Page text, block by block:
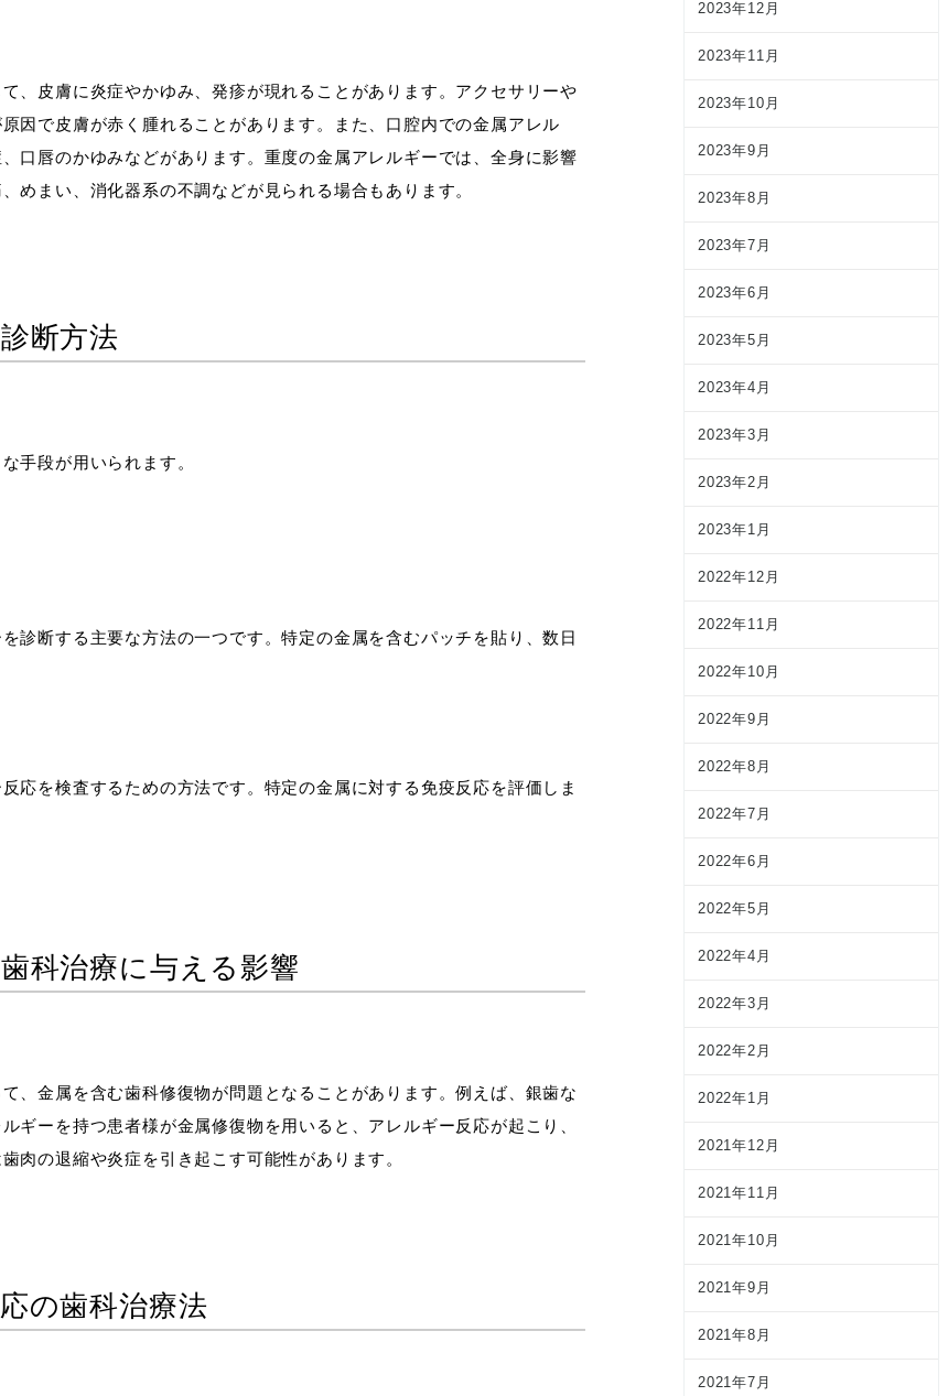
、皮膚に炎症やかゆみ、発疹が現れることがあります。アクセサリーや
因で皮膚が赤く腫れることがあります。また、口腔内での金属アレル
口唇のかゆみなどがあります。重度の金属アレルギーでは、全身に影響
めまい、消化器系の不調などが見られる場合もあります。
断方法
手段が用いられます。
診断する主要な方法の一つです。特定の金属を含むパッチを貼り、数日
応を検査するための方法です。特定の金属に対する免疫反応を評価しま
科治療に与える影響
、金属を含む歯科修復物が問題となることがあります。例えば、銀歯な
ギーを持つ患者様が金属修復物を用いると、アレルギー反応が起こり、
肉の退縮や炎症を引き起こす可能性があります。
の歯科治療法
2023年12月
2023年11月
2023年10月
2023年9月
2023年8月
2023年7月
2023年6月
2023年5月
2023年4月
2023年3月
2023年2月
2023年1月
2022年12月
2022年11月
2022年10月
2022年9月
2022年8月
2022年7月
2022年6月
2022年5月
2022年4月
2022年3月
2022年2月
2022年1月
2021年12月
2021年11月
2021年10月
2021年9月
2021年8月
2021年7月